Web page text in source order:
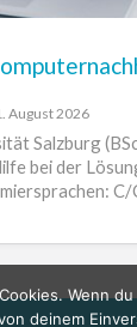
August 2026
Salzburg
bei der
C/
Wenn
deinem